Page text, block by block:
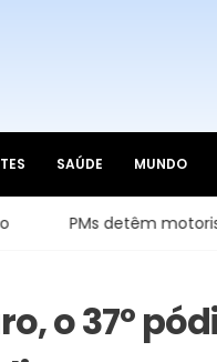
SAÚDE MUNDO
motorista de ônibus
o 37º